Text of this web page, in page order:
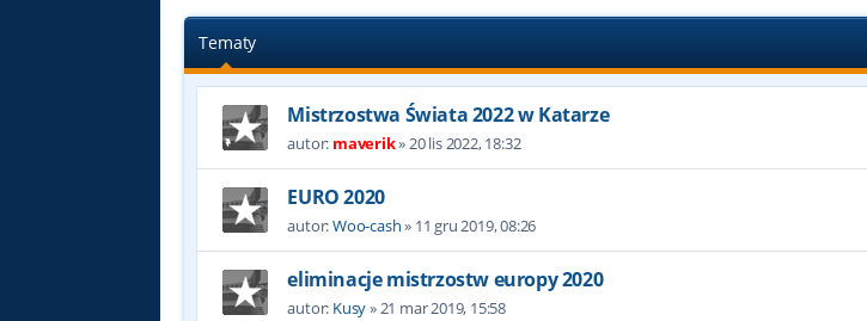
Tematy
Mistrzostwa Świata 2022 w Katarze
autor: maverik»20 lis 2022, 18:32
EURO 2020
autor:Woo-cash» 11 gru 2019, 08:26
eliminacje mistrzostw europy 2020
autor: Kusy»21 mar 2019, 15:58